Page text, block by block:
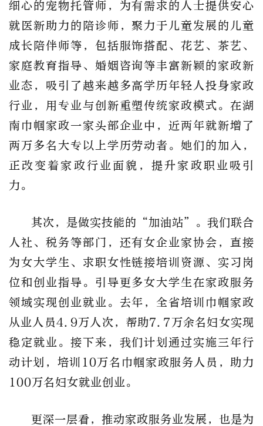
细心的宠物托管师，为有需求的人士提供安心
就医新助力的陪诊师，聚力于儿童发展的儿童
成长陪伴师等，包括服饰搭配、花艺、茶艺、
家庭教育指导、婚姻咨询等丰富新颖的家政新
业态，吸引了越来越多高学历年轻人投身家政
行业，用专业与创新重塑传统家政模式。在湖
南巾帼家政一家头部企业中，近两年就新增了
两万多名大专以上学历劳动者。她们的加入，
正改变着家政行业面貌，提升家政职业吸引
力。
其次，是做实技能的“加油站”。我们联合
人社、税务等部门，还有女企业家协会，直接
为女大学生、求职女性链接培训资源、实习岗
位和创业指导。引导更多女大学生在家政服务
领域实现创业就业。去年，全省培训巾帼家政
从业人员4.9万人次，帮助7.7万余名妇女实现
稳定就业。接下来，我们计划通过实施三年行
动计划，培训10万名巾帼家政服务人员，助力
100万名妇女就业创业。
更深一层看，推动家政服务业发展，也是为